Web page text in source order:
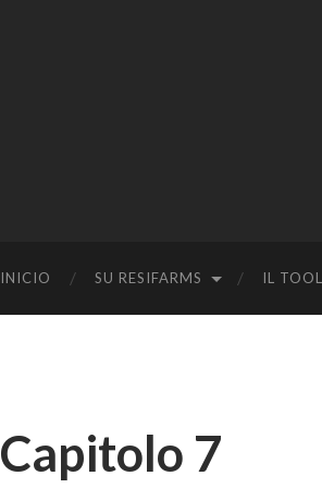
INICIO SU RESIFARMS IL
Capitolo 7